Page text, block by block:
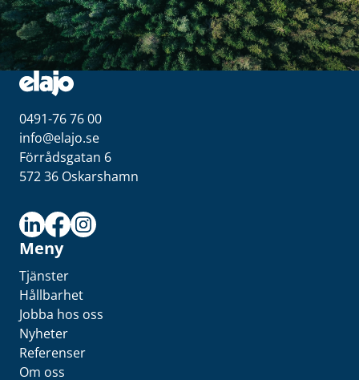
0491-76 76 00
info@elajo.se
Förrådsgatan 6
572 36 Oskarshamn
Meny
Tjänster
Hållbarhet
Jobba hos oss
Nyheter
Referenser
Om oss